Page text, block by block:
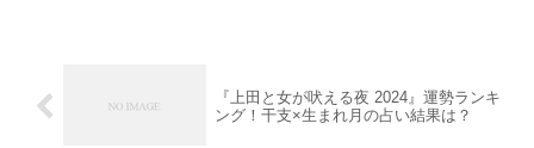
『上田と女が吠える夜 2024』運勢ランキ
ング！干支×生まれ月の占い結果は？